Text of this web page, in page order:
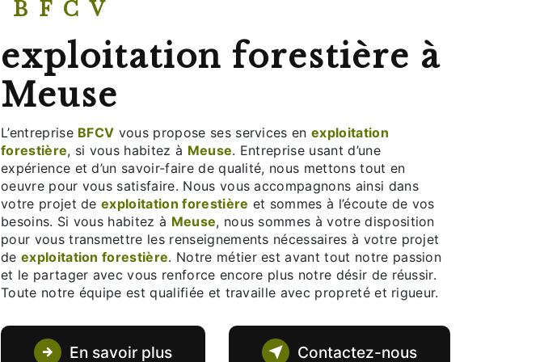
BFCV
exploitation forestière à
Meuse
L’entreprise BFCV vous propose ses services enexploitation
forestière, si vous habitez à Meuse. Entreprise usant d’une
expérience et d’un savoir-faire de qualité, nous mettons tout en
oeuvre pour vous satisfaire. Nous vous accompagnons ainsi dans
votre projet deexploitation forestière et sommes à l’écoute de vos
besoins. Si vous habitez à Meuse, nous sommes à votre disposition
pour vous transmettre les renseignements nécessaires à votre projet
de exploitation forestière. Notre métier est avant tout notre passion
et le partager avec vous renforce encore plus notre désir de réussir.
Toute notre équipe est qualifiée et travaille avec propreté et rigueur.
En savoir plus Contactez-nous